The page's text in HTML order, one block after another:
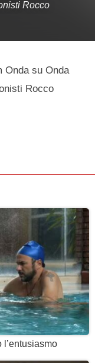
Rocco
Onda su Onda
Rocco
l’entusiasmo